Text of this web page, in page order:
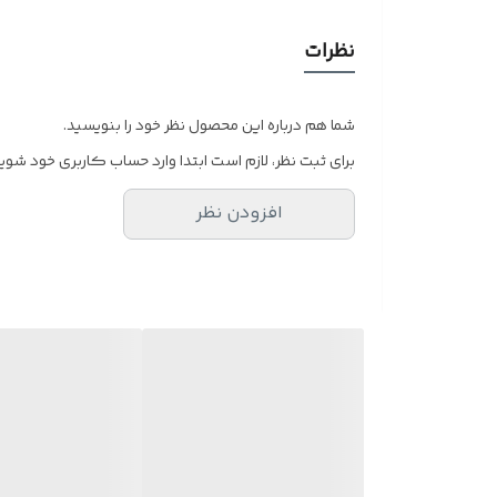
نظرات
شما هم درباره این محصول نظر خود را بنویسید.
برای ثبت نظر، لازم است ابتدا وارد حساب کاربری خود
افزودن نظر